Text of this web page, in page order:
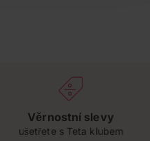
Věrnostní slevy
ušetřete s Teta klubem